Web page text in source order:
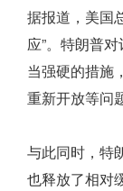
据报道，美国
应”。特朗普
当强硬的措施
重新开放等问
与此同时，特
也释放了相对